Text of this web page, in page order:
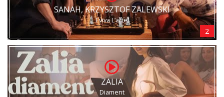
SANAH, KRZYSZTOF ZALEWSKI
Eviva L’arte!
2
ZALIA
Diament